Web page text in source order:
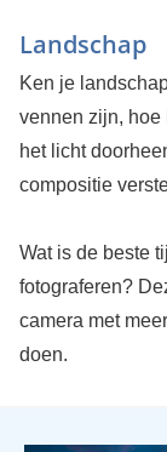
Landschap
Ken je
vennen zijn, hoe
het licht
compositie
Wat is de beste
fotograferen?
camera met
doen.